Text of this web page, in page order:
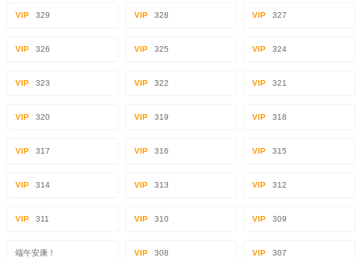
VIP 329 VIP 328 VIP 327
VIP 326 VIP 325 VIP 324
VIP 323 VIP 322 VIP 321
VIP 320 VIP 319 VIP 318
VIP 317 VIP 316 VIP 315
VIP 314 VIP 313 VIP 312
VIP 311 VIP 310 VIP 309
端午安康！ VIP 308 VIP 307